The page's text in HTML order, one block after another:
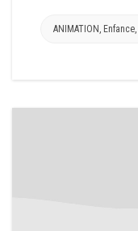
ANIMATION Enfance